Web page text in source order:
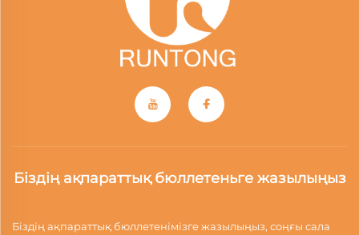
Біздің ақпараттық бюллетеньге жазылыңыз
Біздің ақпараттық бюллетенімізге жазылыңыз, соңғы сала